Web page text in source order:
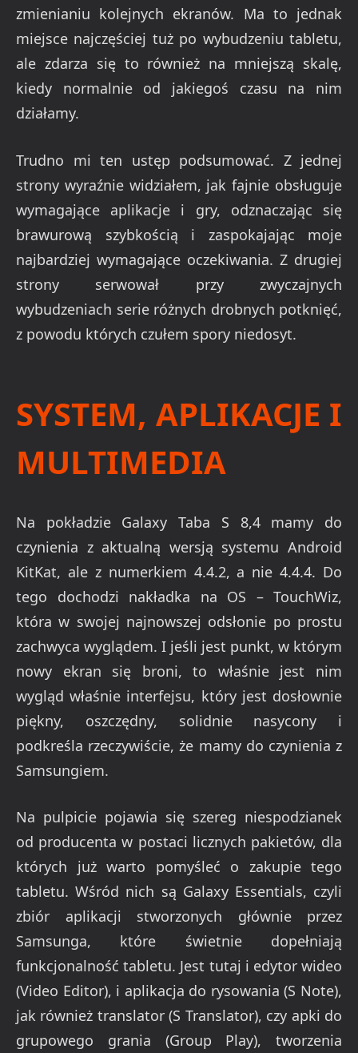
zmienianiu kolejnych ekranów. Ma to jednak
miejsce najczęściej tuż po wybudzeniu tabletu,
ale zdarza się to również na mniejszą skalę,
kiedy normalnie od jakiegoś czasu na nim
działamy.
Trudno mi ten ustęp podsumować. Z jednej
strony wyraźnie widziałem, jak fajnie obsługuje
wymagające aplikacje i gry, odznaczając się
brawurową szybkością i zaspokajając moje
najbardziej wymagające oczekiwania. Z drugiej
strony serwował przy zwyczajnych
wybudzeniach serie różnych drobnych potknięć,
z powodu których czułem spory niedosyt.
SYSTEM, APLIKACJE I
MULTIMEDIA
Na pokładzie Galaxy Taba S 8,4 mamy do
czynienia z aktualną wersją systemu Android
KitKat, ale z numerkiem 4.4.2, a nie 4.4.4. Do
tego dochodzi nakładka na OS – TouchWiz,
która w swojej najnowszej odsłonie po prostu
zachwyca wyglądem. I jeśli jest punkt, w którym
nowy ekran się broni, to właśnie jest nim
wygląd właśnie interfejsu, który jest dosłownie
piękny, oszczędny, solidnie nasycony i
podkreśla rzeczywiście, że mamy do czynienia z
Samsungiem.
Na pulpicie pojawia się szereg niespodzianek
od producenta w postaci licznych pakietów, dla
których już warto pomyśleć o zakupie tego
tabletu. Wśród nich są Galaxy Essentials, czyli
zbiór aplikacji stworzonych głównie przez
Samsunga, które świetnie dopełniają
funkcjonalność tabletu. Jest tutaj i edytor wideo
(Video Editor), i aplikacja do rysowania (S Note),
jak również translator (S Translator), czy apki do
grupowego grania (Group Play), tworzenia